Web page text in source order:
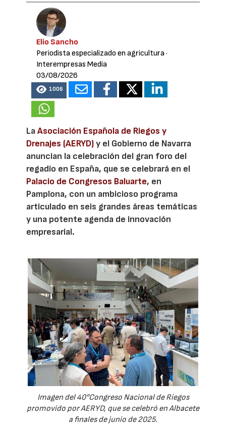
Elio Sancho
Periodista especializado en agricultura·
Interempresas Media
03/08/2026
1006
LaAsociación Española de Riegos y
Drenajes (AERYD)y el Gobierno de Navarra
anuncian la celebración del gran foro del
regadío en España, que se celebrará en el
Palacio de Congresos Baluarte, en
Pamplona, con un ambicioso programa
articulado en seis grandes áreas temáticas
y una potente agenda de innovación
empresarial.
Imagen del 40°Congreso Nacional de Riegos
promovido por AERYD, que se celebró en Albacete
a finales de junio de 2025.